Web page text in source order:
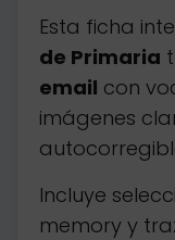
Esta ficha
de Primaria
email con
imágenes
Incluye
memory y